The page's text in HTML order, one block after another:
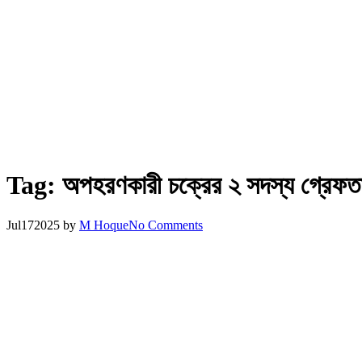
Tag: অপহরণকারী চক্রের ২ সদস্য
Jul172025 by M HoqueNo Comments